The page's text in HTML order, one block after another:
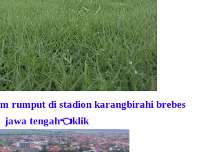
rumput di stadion karangbirahi brebes
jawa tengah👈klik